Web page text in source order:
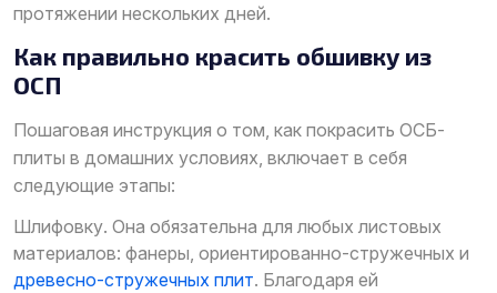
протяжении нескольких дней.
Как правильно красить обшивку из
ОСП
Пошаговая инструкция о том, как покрасить ОСБ-
плиты в домашних условиях, включает в себя
следующие этапы:
Шлифовку. Она обязательна для любых листовых
материалов: фанеры, ориентированно-стружечных и
древесно-стружечных плит. Благодаря ей